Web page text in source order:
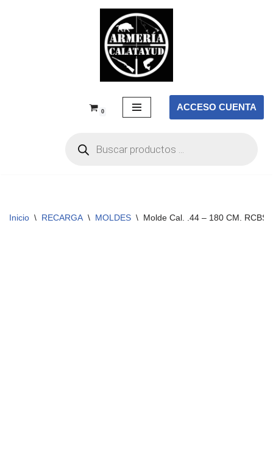
0 ACCESO CUENTA
Inicio \ RECARGA \ MOLDES \ Molde Cal. .44 – 180 CM. RCBS